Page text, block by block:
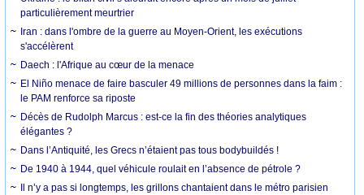
particulièrement meurtrier
Iran : dans l'ombre de la guerre au Moyen-Orient, les exécutions
s'accélèrent
Daech : l'Afrique au cœur de la menace
El Niño menace de faire basculer 49 millions de personnes dans la faim :
le PAM renforce sa riposte
Décès de Rudolph Marcus : est-ce la fin des théories analytiques
élégantes ?
Dans l’Antiquité, les Grecs n’étaient pas tous bodybuildés !
De 1940 à 1944, quel véhicule roulait en l’absence de pétrole ?
Il n’y a pas si longtemps, les grillons chantaient dans le métro parisien